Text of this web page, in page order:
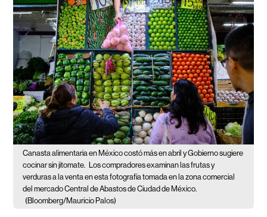
Canasta alimentaria en México costó más en abril y Gobierno sugiere
cocinar sin jitomate.
Los compradores examinan las frutas y
verduras a la venta en esta fotografía tomada en la zona comercial
del mercado Central de Abastos de Ciudad de México.
(Bloomberg/Mauricio Palos)